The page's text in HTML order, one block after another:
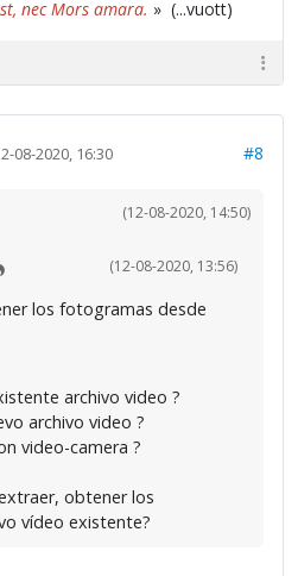
nec Mors amara. » (...vuott)
08-2020, 16:30 #8
(12-08-2020, 14:50)
(12-08-2020, 13:56)
los fotogramas desde
archivo video ?
archivo video ?
video-camera ?
obtener los
vídeo existente?